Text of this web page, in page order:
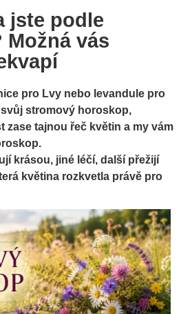
jste podle
vás
pro Lvy nebo levandule pro
stromový horoskop,
zase tajnou řeč květin a my vám
krásou, jiné léčí, další přežijí
květina rozkvetla právě pro